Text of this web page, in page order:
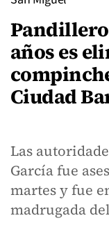
Pandillero
años es
Ciudad
Las
García fue
martes y fue
madrugada